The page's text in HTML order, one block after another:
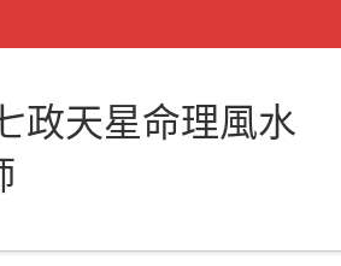
政天星命理風水